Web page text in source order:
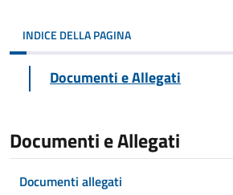
INDICE DELLA PAGINA
Documenti e Allegati
Documenti e Allegati
Documenti allegati